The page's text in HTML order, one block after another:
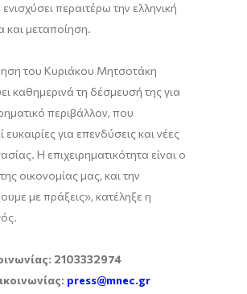
περαιτέρω την ελληνική
και μεταποίηση.
του Κυριάκου Μητσοτάκη
καθημερινά τη δέσμευσή της για
περιβάλλον, που
ευκαιρίες για επενδύσεις και νέες
Η επιχειρηματικότητα είναι ο
οικονομίας μας, και την
με πράξεις», κατέληξε η
2103332974
press@mnec.gr